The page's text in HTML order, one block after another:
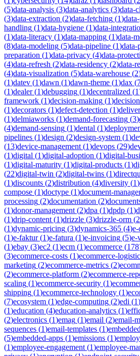
(5)data-analysis (3)data-analytics (3)data-
(3)data-extraction (2)data-fetching (1)
handling (1)data-hygiene (1)data-
(1)data-literacy (1)data-mapping (1)data-
(8)data-modeling (5)data-pipeline (1)data-
preparation (1)data-privacy (4)data-
(4)data-refresh (2)data-residency (2)data-
(4)data-visualization (5)data-warehouse (2
(1)datev (1)dawn (1)dawn-theme (1)dax (
(1)dealer(1)debugging (1)decentralized (1
framework (1)decision-making (1)
(1)decorators (1)defect-detection (1)
(1)delmiaworks (1)demand-forecasting (3)
(4)demand-sensing (1)dental (1)
pipelines (1)design (2)design-system (1)
(13)device-management (1)devops (29)
(1)digital (1)digital-adoption (1)digital-
(1)digital-maturity (1)digital-products (1)
(22)digital-twin (2)digital-twins (1)
(1)discounts (2)distribution (4)diversity (1)
compose (1)doctype (1)document-
processing (2)documentation (2)
(1)donor-management (2)dpa (1)dpdp (1)
(1)drip-content (1)drizzle (3)drizzle-orm (2
(1)dynamic-pricing (3)dynamics-365 (4)
(1)e-faktur(1)e-fatura (1)e-invoicing (5)e-
(1)ebay (3)ec2 (1)ecm (1)ecommerce (178
(3)ecommerce-costs (1)ecommerce-
marketing (2)ecommerce-metrics (2)
(2)ecommerce-platform (2)ecommerce-
scaling (1)ecommerce-security (1)
shipping (1)ecommerce-technology (1)
(7)ecosystem (1)edge-computing (2)edi (1)
(1)education (4)education-analytics (1)
(2)electronics (1)emag (1)email (2)email-
sequences (1)email-templates (1)embedded
(5)embedded-apps (1)emissions (1)
(1)employee-engagement (1)employee-